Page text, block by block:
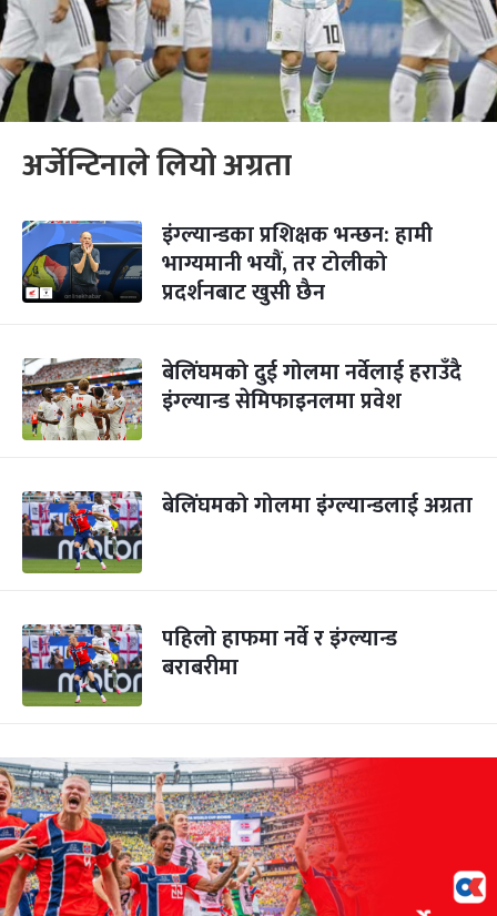
अर्जेन्टिनाले लियो अग्रता
इंग्ल्यान्डका प्रशिक्षक भन्छन: हामी
भाग्यमानी भयौं, तर टोलीको
प्रदर्शनबाट खुसी छैन
बेलिंघमको दुई गोलमा नर्वेलाई हराउँदै
इंग्ल्यान्ड सेमिफाइनलमा प्रवेश
बेलिंघमको गोलमा इंग्ल्यान्डलाई अग्रता
पहिलो हाफमा नर्वे र इंग्ल्यान्ड
बराबरीमा